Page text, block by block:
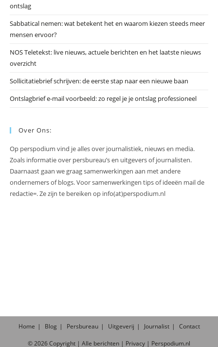
ontslag
Sabbatical nemen: wat betekent het en waarom kiezen steeds meer
mensen ervoor?
NOS Teletekst: live nieuws, actuele berichten en het laatste nieuws
overzicht
Sollicitatiebrief schrijven: de eerste stap naar een nieuwe baan
Ontslagbrief e-mail voorbeeld: zo regel je je ontslag professioneel
Over Ons:
Op perspodium vind je alles over journalistiek, nieuws en media.
Zoals informatie over persbureau’s en uitgevers of journalisten.
Daarnaast gaan we graag samenwerkingen aan met andere
ondernemers of blogs. Voor samenwerkingen tips of ideeën mail de
redactie=. Ze zijn te bereiken op info(at)perspodium.nl
Home Blog Persbureau Uitgeverij Journalist Contact
©2026Copyright | Alle berichten | Privacy | Perspodium.nl